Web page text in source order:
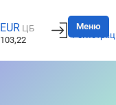
EUR ЦБ
103,22
Вход
Меню